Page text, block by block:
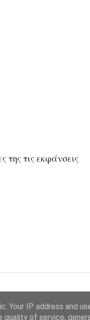
της τις εκφάνσεις
Your IP address and
quality of service,